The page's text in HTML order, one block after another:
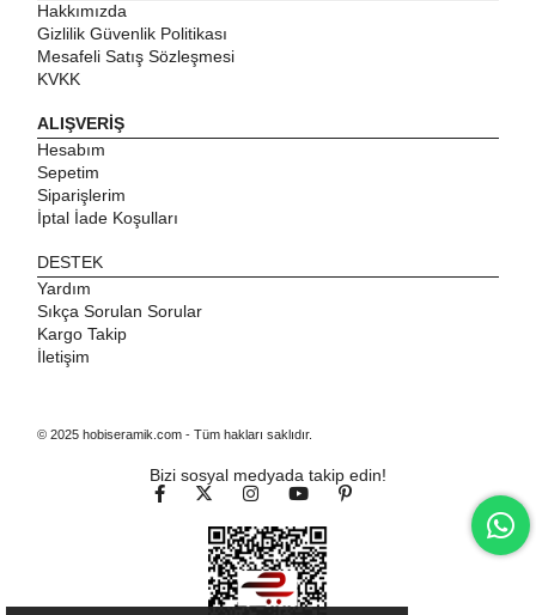
Hakkımızda
Gizlilik Güvenlik Politikası
Mesafeli Satış Sözleşmesi
KVKK
ALIŞVERİŞ
Hesabım
Sepetim
Siparişlerim
İptal İade Koşulları
DESTEK
Yardım
Sıkça Sorulan Sorular
Kargo Takip
İletişim
© 2025 hobiseramik.com - Tüm hakları saklıdır.
Bizi sosyal medyada takip edin!